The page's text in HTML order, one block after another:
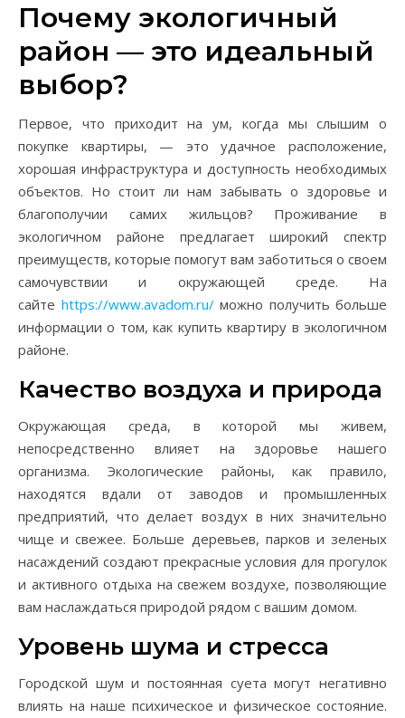
Почему экологичный
район — это идеальный
выбор?
Первое, что приходит на ум, когда мы слышим о
покупке квартиры, — это удачное расположение,
хорошая инфраструктура и доступность необходимых
объектов. Но стоит ли нам забывать о здоровье и
благополучии самих жильцов? Проживание в
экологичном районе предлагает широкий спектр
преимуществ, которые помогут вам заботиться о своем
самочувствии и окружающей среде. На
сайте https://www.avadom.ru/можно получить больше
информации о том, как купить квартиру в экологичном
районе.
Качество воздуха и природа
Окружающая среда, в которой мы живем,
непосредственно влияет на здоровье нашего
организма. Экологические районы, как правило,
находятся вдали от заводов и промышленных
предприятий, что делает воздух в них значительно
чище и свежее. Больше деревьев, парков и зеленых
насаждений создают прекрасные условия для прогулок
и активного отдыха на свежем воздухе, позволяющие
вам наслаждаться природой рядом с вашим домом.
Уровень шума и стресса
Городской шум и постоянная суета могут негативно
влиять на наше психическое и физическое состояние.